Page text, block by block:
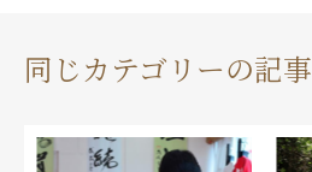
同じカテゴリーの記事